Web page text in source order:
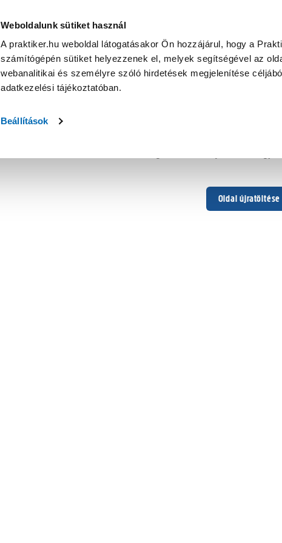
Weboldalunk sütiket használ
A praktiker.hu weboldal látogatásakor Ön hozzájárul, hogy a
számítógépén sütiket helyezzenek el, melyek segítségével az
webanalitikai és személyre szóló hirdetések megjelenítése
adatkezelési tájékoztatóban.
Beállítások
Oldal újratöltése